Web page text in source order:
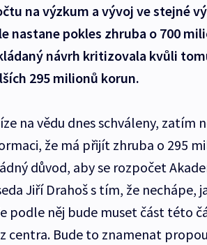
na výzkum a vývoj ve stejné
nastane pokles zhruba o 700
návrh kritizovala kvůli
295 milionů korun.
na vědu dnes schváleny, zatím
že má přijít zhruba o 295
důvod, aby se rozpočet
Jiří Drahoš s tím, že nechápe,
podle něj bude muset část této
centra. Bude to znamenat